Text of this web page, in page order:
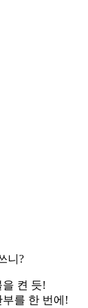
니?
켠 듯!
를 한 번에!